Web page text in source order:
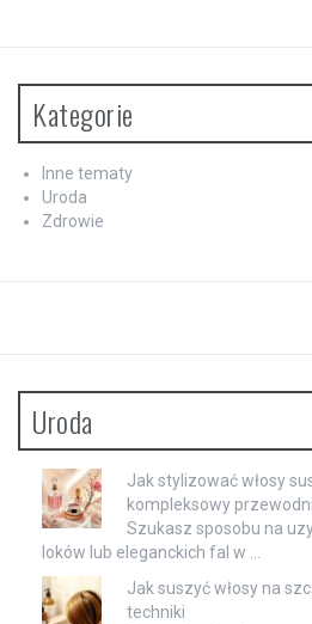
Kategorie
Inne tematy
Uroda
Zdrowie
Uroda
Jak stylizować włosy
kompleksowy
Szukasz sposobu na
loków lub eleganckich fal w …
Jak suszyć włosy na
techniki